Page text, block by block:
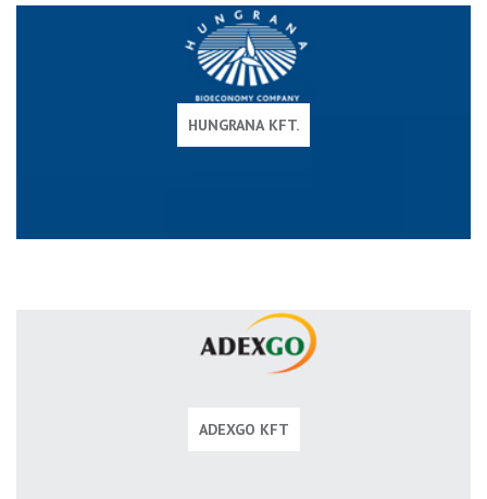
HUNGRANA KFT.
ADEXGO KFT